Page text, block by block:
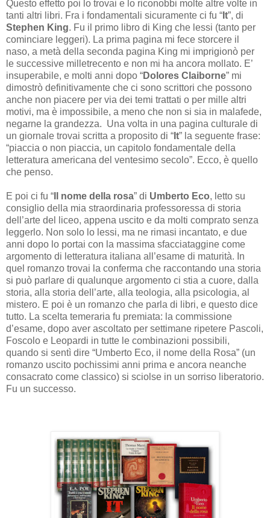
Questo effetto poi lo trovai e lo riconobbi molte altre volte in
tanti altri libri. Fra i fondamentali sicuramente ci fu “ It”, di
Stephen King. Fu il primo libro di King che lessi (tanto per
cominciare leggeri). La prima pagina mi fece storcere il
naso, a metà della seconda pagina King mi imprigionò per
le successive milletrecento e non mi ha ancora mollato. E’
insuperabile, e molti anni dopo “Dolores Claiborne” mi
dimostrò definitivamente che ci sono scrittori che possono
anche non piacere per via dei temi trattati o per mille altri
motivi, ma è impossibile, a meno che non si sia in malafede,
negarne la grandezza. Una volta in una pagina culturale di
un giornale trovai scritta a proposito di “ It” la seguente frase:
“piaccia o non piaccia, un capitolo fondamentale della
letteratura americana del ventesimo secolo”. Ecco, è quello
che penso.
E poi ci fu “ Il nome della rosa” di Umberto Eco, letto su
consiglio della mia straordinaria professoressa di storia
dell’arte del liceo, appena uscito e da molti comprato senza
leggerlo. Non solo lo lessi, ma ne rimasi incantato, e due
anni dopo lo portai con la massima sfacciataggine come
argomento di letteratura italiana all’esame di maturità. In
quel romanzo trovai la conferma che raccontando una storia
si può parlare di qualunque argomento ci stia a cuore, dalla
storia, alla storia dell’arte, alla teologia, alla psicologia, al
mistero. E poi è un romanzo che parla di libri, e questo dice
tutto. La scelta temeraria fu premiata: la commissione
d’esame, dopo aver ascoltato per settimane ripetere Pascoli,
Foscolo e Leopardi in tutte le combinazioni possibili,
quando si sentì dire “Umberto Eco, il nome della Rosa” (un
romanzo uscito pochissimi anni prima e ancora neanche
consacrato come classico) si sciolse in un sorriso liberatorio.
Fu un successo.